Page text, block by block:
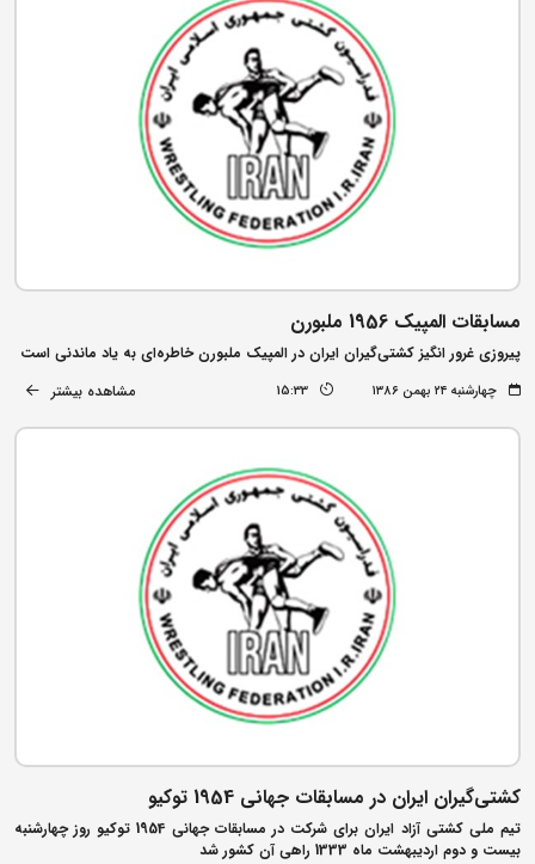
مسابقات المپیک 1956 ملبورن
پیروزی غرور انگیز کشتی‌گیران ایران در المپیک ملبورن خاطره‌ای به یاد ماندنی است
چهارشنبه ۲۴ بهمن ۱۳۸۶ 15:33 مشاهده بیشتر
کشتی‌گیران ایران در مسابقات جهانی 1954 توکیو
تیم ملی کشتی آزاد ایران برای شرکت در مسابقات جهانی 1954 توکیو روز چهارشنبه
بیست و دوم اردیبهشت ماه 1333 راهی آن کشور شد